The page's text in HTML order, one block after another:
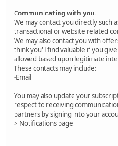
Communicating with you.
We may contact you directly such
transactional or website related
We may also contact you with
think you'll find valuable if you
allowed based upon legitimate
These contacts may include:
-Email
You may also update your
respect to receiving
partners by signing into your
> Notifications page.